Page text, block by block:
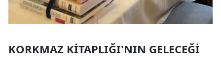
KORKMAZ KITAPLIĞI'NIN GELECEĞI